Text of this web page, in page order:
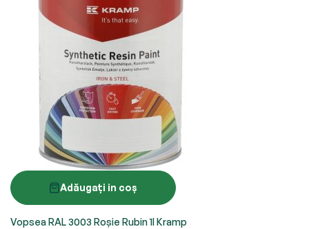
Adăugați in coș
Vopsea RAL 3003 Roșie Rubin 1l Kramp